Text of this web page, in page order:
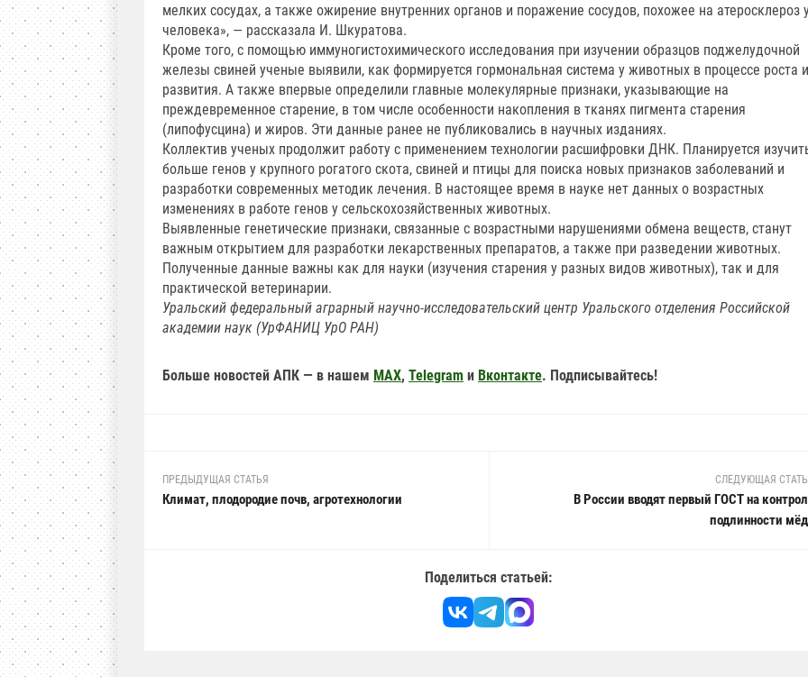
мелких сосудах, а также ожирение внутренних органов и поражение сосудов, похожее на атеросклероз
человека», — рассказала И. Шкуратова.
Кроме того, с помощью иммуногистохимического исследования при изучении образцов поджелудочной
железы свиней ученые выявили, как формируется гормональная система у животных в процессе роста и
развития. А также впервые определили главные молекулярные признаки, указывающие на
преждевременное старение, в том числе особенности накопления в тканях пигмента старения
(липофусцина) и жиров. Эти данные ранее не публиковались в научных изданиях.
Коллектив ученых продолжит работу с применением технологии расшифровки ДНК. Планируется
больше генов у крупного рогатого скота, свиней и птицы для поиска новых признаков заболеваний и
разработки современных методик лечения. В настоящее время в науке нет данных о возрастных
изменениях в работе генов у сельскохозяйственных животных.
Выявленные генетические признаки, связанные с возрастными нарушениями обмена веществ, станут
важным открытием для разработки лекарственных препаратов, а также при разведении животных.
Полученные данные важны как для науки (изучения старения у разных видов животных), так и для
практической ветеринарии.
Уральский федеральный аграрный научно-исследовательский центр Уральского отделения Российской
академии наук (УрФАНИЦ УрО РАН)
Больше новостей АПК — в нашем MAX, Telegram и Вконтакте. Подписывайтесь!
ПРЕДЫДУЩАЯ СТАТЬЯ
Климат, плодородие почв, агротехнологии
СЛЕДУЮЩАЯ
В России вводят первый ГОСТ на
подлинности
Поделиться статьей: